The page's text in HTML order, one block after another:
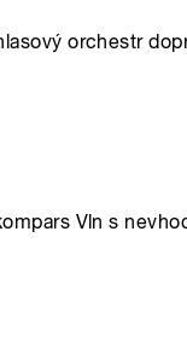
orchestr
Vln s